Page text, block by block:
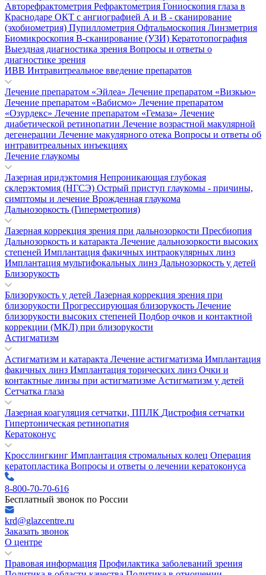
Авторефрактометрия Рефрактометрия Гониоскопия глаза в
Краснодаре ОКТ с ангиографией А и В - сканирование
(эхобиометрия) Пупиллометрия Офтальмоскопия Линзметрия
Биомикроскопия В-сканирование (УЗИ) Кератотопография
Выездная диагностика зрения Вопросы и ответы о
диагностике зрения
ИВВ Интравитреальное введение препаратов
Лечение препаратом «Эйлеа» Лечение препаратом «Визкью»
Лечение препаратом «Вабисмо» Лечение препаратом
«Озурдекс» Лечение препаратом «Гемаза» Лечение
диабетической ретинопатии Лечение возрастной макулярной
дегенерации Лечение макулярного отека Вопросы и ответы об
интравитреальных инъекциях
Лечение глаукомы
Лазерная иридэктомия Непроникающая глубокая
склерэктомия (НГСЭ) Острый приступ глаукомы - причины,
симптомы и лечение Врожденная глаукома
Дальнозоркость (Гиперметропия)
Лазерная коррекция зрения при дальнозоркости Пресбиопия
Дальнозоркость и катаракта Лечение дальнозоркости высоких
степеней Имплантация факичных интраокулярных линз
Имплантация мультифокальных линз Дальнозоркость у детей
Близорукость
Близорукость у детей Лазерная коррекция зрения при
близорукости Прогрессирующая близорукость Лечение
близорукости высоких степеней Подбор очков и контактной
коррекции (МКЛ) при близорукости
Астигматизм
Астигматизм и катаракта Лечение астигматизма Имплантация
факичных линз Имплантация торических линз Очки и
контактные линзы при астигматизме Астигматизм у детей
Сетчатка глаза
Лазерная коагуляция сетчатки, ППЛК Дистрофия сетчатки
Гипертоническая ретинопатия
Кератоконус
Кросслингкинг Имплантация стромальных колец Операция
кератопластика Вопросы и ответы о лечении кератоконуса
8-800-70-70-616
Бесплатный звонок по России
krd@glazcentre.ru
Заказать звонок
О центре
Правовая информация Профилактика заболеваний зрения